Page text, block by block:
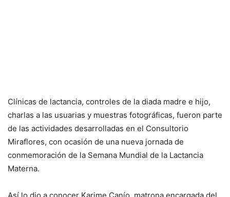
Clínicas de lactancia, controles de la diada madre e hijo,
charlas a las usuarias y muestras fotográficas, fueron parte
de las actividades desarrolladas en el Consultorio
Miraflores, con ocasión de una nueva jornada de
conmemoración de la Semana Mundial de la Lactancia
Materna.
Así lo dio a conocer Karime Canío, matrona encargada del